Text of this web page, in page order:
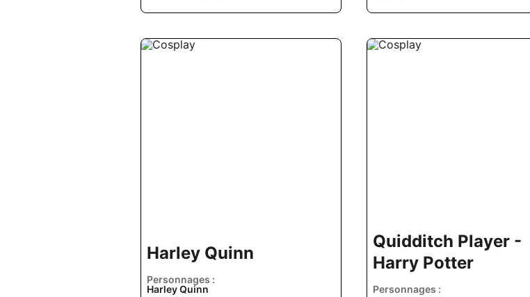
Harley Quinn
Personnages :
Harley Quinn
Quidditch Player -
Harry Potter
Personnages :